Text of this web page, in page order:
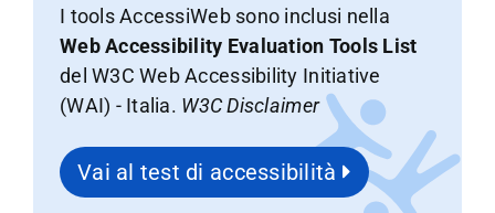
I tools AccessiWeb sono inclusi nella
Web Accessibility Evaluation Tools List
del W3C Web Accessibility Initiative
(WAI) - Italia. W3C Disclaimer
Vai al test di accessibilità